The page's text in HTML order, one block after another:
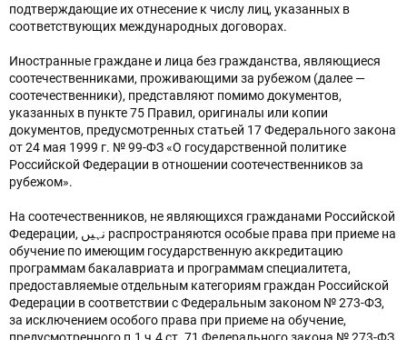
подтверждающие их отнесение к числу лиц, указанных в
соответствующих международных договорах.
Иностранные граждане и лица без гражданства, являющиеся
соотечественниками, проживающими за рубежом (далее —
соотечественники), представляют помимо документов,
указанных в пункте 75 Правил, оригиналы или копии
документов, предусмотренных статьей 17 Федерального закона
от 24 мая 1999 г. № 99-ФЗ «О государственной политике
Российской Федерации в отношении соотечественников за
рубежом».
На соотечественников, не являющихся гражданами Российской
Федерации, نہیں распространяются особые права при приеме на
обучение по имеющим государственную аккредитацию
программам бакалавриата и программам специалитета,
предоставляемые отдельным категориям граждан Российской
Федерации в соответствии с Федеральным законом № 273-ФЗ,
за исключением особого права при приеме на обучение,
предусмотренного п.1 ч.4 ст. 71 Федерального закона № 273-ФЗ,